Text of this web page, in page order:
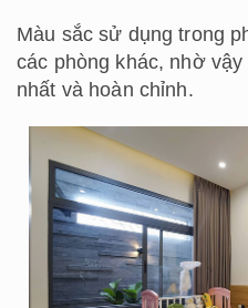
Màu sắc sử dụng trong
các phòng khác, nhờ
nhất và hoàn chỉnh.